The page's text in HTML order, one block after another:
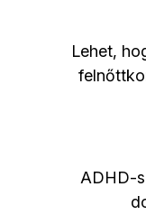
Lehet,
ADHD-